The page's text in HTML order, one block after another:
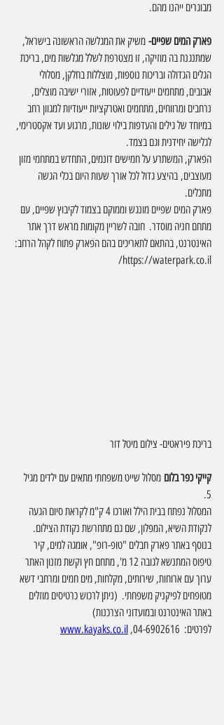
מבוגרים ייהנו מהם.
פארק המים שפיים- משיק את המגלשה הראשונה בישראל,
שמתנגנת בה מוזיקה, זו מצטרפת לשלל מגלשות מים, בריכת
הגלים הגדולה ובריכות נוספות, מוצללות בחלקן, מסלולי
אבובים, מתחמים ייעודיים לפעוטות, אזורי ישיבה מוצלים,
נרחבים ומרווחים, מתחמים ואטרקציות ייעודיות למגוון רחב
במיוחד של גילים והעדפות בילוי שונות, מרגוע ועד אקסטרימי,
לגלישה יחידנית וגם בצמד.
הפארק, המשתרע על חמישים דונמים, התחדש במתחמי מזון
מעוצבים, בהיצע גדול לכל אורך שעות היום בכלי הגשה
מתכלים.
פארק המים שפיים מונגש וממוקם בצמוד לקיבוץ שפיים, עם
מתחם חניה מוסדר.  חובה לשריין מקומות מראש דרך אתר
האינטרנט, בהתאם לתאריכים בהם הפארק פתוח לקהל הרחב:
https://waterpark.co.il/
בריכת פיראטים- צילום מיטל דור
קייקי כפר בלום מסלול שייט משפחתי מתאים עם ילדים מגיל
5.
המסלול נפתח בבית הילל ואורכו 4 ק"מ לקראת סיום הגעה
לנקודת השיא, המפלון, שם גם מתחרשת נקודת הצילום.
בנוסף באתר פארק חבלים "טופ-רופ", אומגה למים, קיר
טיפוס המתנשא לגובה 12 מ', מתחם חץ וקשת מזנון האתר
ערוך עם ארוחות, שירותים, מקלחות, מים חמים ומרחבי דשא
מטופחים לפיקניק משפחתי.  (ניתן לרכוש כרטיסים מוזלים
באתר האינטרנט ובמועדוני הצרכנות)
לפרטים:  04-6902616,
www.kayaks.co.il